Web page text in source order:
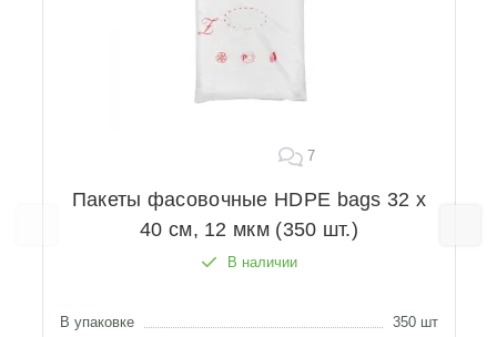
7
Пакеты фасовочные HDPE bags 32 х
40 см, 12 мкм (350 шт.)
В наличии
В упаковке
350 шт